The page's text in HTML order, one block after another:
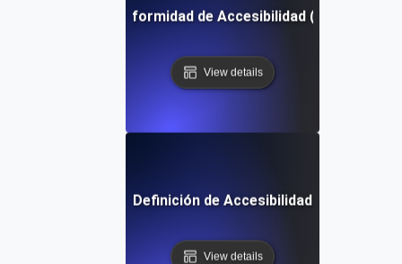
Pruebas de Conformidad de Accesibilidad (ACT)
View details
Definición de Accesibilidad
View details